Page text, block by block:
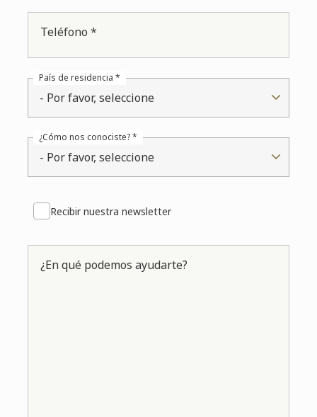
Teléfono *
- Por favor, seleccione
País de residencia *
- Por favor, seleccione
¿Cómo nos conociste? *
Recibir nuestra newsletter
¿En qué podemos ayudarte?